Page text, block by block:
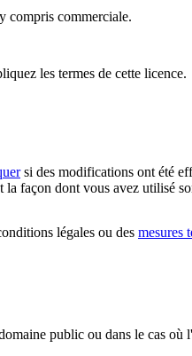
compris commerciale.
les termes de cette licence.
si des modifications ont été
la façon dont vous avez utilisé
légales ou des mesures
public ou dans le cas